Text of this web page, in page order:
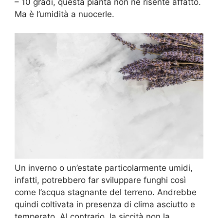
– 10 gradi, questa pianta non ne risente affatto.
Ma è l’umidità a nuocerle.
Un inverno o un’estate particolarmente umidi,
infatti, potrebbero far sviluppare funghi così
come l’acqua stagnante del terreno. Andrebbe
quindi coltivata in presenza di clima asciutto e